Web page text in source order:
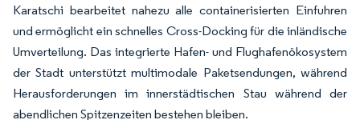
Karatschi bearbeitet nahezu alle containerisierten Einfuhren
und ermöglicht ein schnelles Cross-Docking für die inländische
Umverteilung. Das integrierte Hafen- und Flughafenökosystem
der Stadt unterstützt multimodale Paketsendungen, während
Herausforderungen im innerstädtischen Stau während der
abendlichen Spitzenzeiten bestehen bleiben.